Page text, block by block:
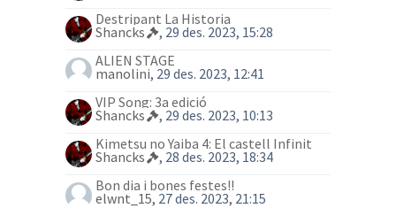
Destripant La Historia
Shancks
, 29 des. 2023, 15:28
ALIEN STAGE
manolini, 29 des. 2023, 12:41
VIP Song: 3a edició
Shancks
, 29 des. 2023, 10:13
Kimetsu no Yaiba 4: El castell Infinit
Shancks
, 28 des. 2023, 18:34
Bon dia i bones festes!!
elwnt_15, 27 des. 2023, 21:15